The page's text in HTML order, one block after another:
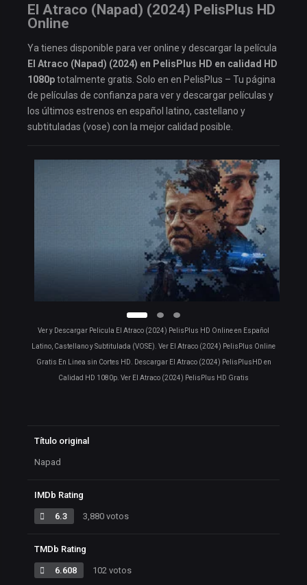
El Atraco (Napad) (2024) PelisPlus HD
Online
Ya tienes disponible para ver online y descargar la película
El Atraco (Napad) (2024) en PelisPlus HD en calidad HD
1080ptotalmente gratis. Solo en en PelisPlus – Tu página
de películas de confianza para ver y descargar películas y
los últimos estrenos en español latino, castellano y
subtituladas (vose) con la mejor calidad posible.
Ver y Descargar Pelicula El Atraco (2024) PelisPlus HD Online en Español
Latino, Castellano y Subtitulada (VOSE). Ver El Atraco (2024) PelisPlus Online
Gratis En Linea sin Cortes HD. Descargar El Atraco (2024) PelisPlusHD en
Calidad HD 1080p. Ver El Atraco (2024) PelisPlus HD Gratis
Título original
Napad
IMDb Rating
6.3 3,880 votos
TMDb Rating
6.608 102 votos